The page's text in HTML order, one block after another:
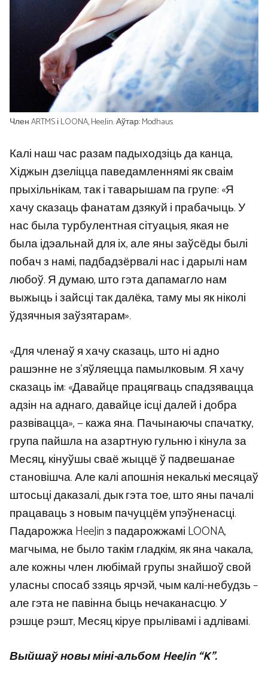
Член ARTMS і LOONA, HeeJin. Аўтар: Modhaus
Калі наш час разам падыходзіць да канца,
Хіджын дзеліцца паведамленнямі як сваім
прыхільнікам, так і таварышам па групе: «Я
хачу сказаць фанатам дзякуй і прабачыць. У
нас была турбулентная сітуацыя, якая не
была ідэальнай для іх, але яны заўсёды былі
побач з намі, падбадзёрвалі нас і дарылі нам
любоў. Я думаю, што гэта дапамагло нам
выжыць і зайсці так далёка, таму мы як ніколі
ўдзячныя заўзятарам».
«Для членаў я хачу сказаць, што ні адно
рашэнне не з’яўляецца памылковым. Я хачу
сказаць ім: «Давайце працягваць спадзявацца
адзін на аднаго, давайце ісці далей і добра
развівацца», — кажа яна. Пачынаючы спачатку,
група пайшла на азартную гульню і кінула за
Месяц, кінуўшы сваё жыццё ў падвешанае
становішча. Але калі апошнія некалькі месяцаў
штосьці даказалі, дык гэта тое, што яны пачалі
працаваць з новым пачуццём упэўненасці.
Падарожжа HeeJin з падарожжамі LOONA,
магчыма, не было такім гладкім, як яна чакала,
але кожны член любімай групы знайшоў свой
уласны спосаб ззяць ярчэй, чым калі-небудзь –
але гэта не павінна быць нечаканасцю. У
рэшце рэшт, Месяц кіруе прылівамі і адлівамі.
Выйшаў новы міні-альбом HeeJin “K”.